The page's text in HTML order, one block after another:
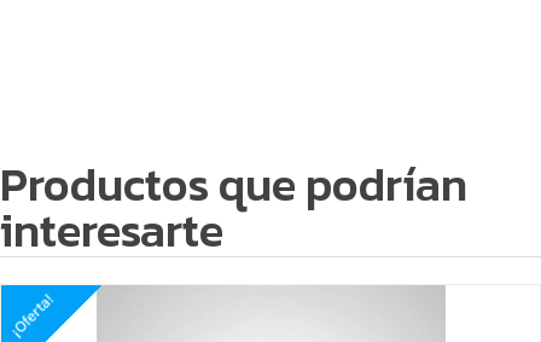
Productos que podrían
interesarte
¡Oferta!